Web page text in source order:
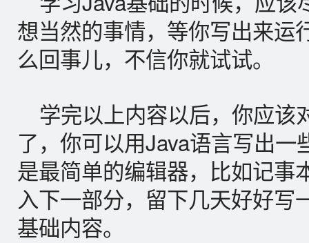
想当然的事情，等你写出来运
么回事儿，不信你就试试。
学完以上内容以后，你应该
了，你可以用Java语言写出
是最简单的编辑器，比如记事
入下一部分，留下几天好好写
基础内容。